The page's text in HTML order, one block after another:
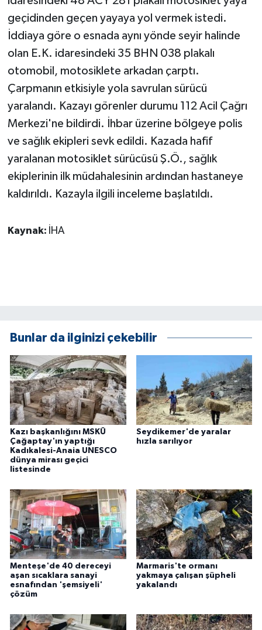
geçidinden geçen yayaya yol vermek istedi.
İddiaya göre o esnada aynı yönde seyir halinde
olan E.K. idaresindeki 35 BHN 038 plakalı
otomobil, motosiklete arkadan çarptı.
Çarpmanın etkisiyle yola savrulan sürücü
yaralandı. Kazayı görenler durumu 112 Acil Çağrı
Merkezi'ne bildirdi. İhbar üzerine bölgeye polis
ve sağlık ekipleri sevk edildi. Kazada hafif
yaralanan motosiklet sürücüsü Ş.Ö., sağlık
ekiplerinin ilk müdahalesinin ardından hastaneye
kaldırıldı. Kazayla ilgili inceleme başlatıldı.
Kaynak: İHA
Bunlar da ilginizi çekebilir
Kazı başkanlığını MSKÜ
Çağaptay'ın yaptığı
Kadıkalesi-Anaia UNESCO
dünya mirası geçici
listesinde
Seydikemer'de yaralar
hızla sarılıyor
Menteşe'de 40 dereceyi
aşan sıcaklara sanayi
esnafından 'şemsiyeli'
çözüm
Marmaris'te ormanı
yakmaya çalışan şüpheli
yakalandı
İNSAN
İş Dünyası
Jandarma
Kadın
KÜLTÜR SANAT
MAGAZİN
POLİTİKA
Turizm
ÜLKE GÜNDEMİ
YAŞAM
YEREL
Yerel Haberler